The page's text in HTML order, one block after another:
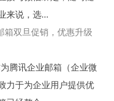
来说，选...
箱双旦促销，优惠升级
腾讯企业邮箱（企业微
力于为企业用户提供优